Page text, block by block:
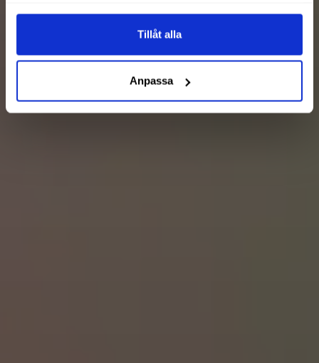
Tillåt alla
Anpassa